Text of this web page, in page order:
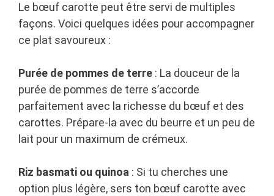
Le bœuf carotte peut être servi de multiples
façons. Voici quelques idées pour accompagner
ce plat savoureux :
Purée de pommes de terre : La douceur de la
purée de pommes de terre s’accorde
parfaitement avec la richesse du bœuf et des
carottes. Prépare-la avec du beurre et un peu de
lait pour un maximum de crémeux.
Riz basmati ou quinoa : Si tu cherches une
option plus légère, sers ton bœuf carotte avec